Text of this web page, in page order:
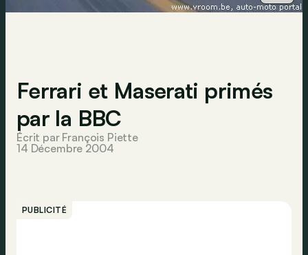
Ferrari et Maserati primés
par la BBC
Écrit par François Piette
14 Décembre 2004
PUBLICITÉ